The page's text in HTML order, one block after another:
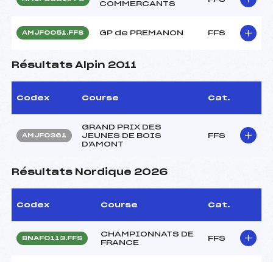
COMMERCANTS
AMJF0051.FFS GP de PREMANON FFS
Résultats Alpin 2011
Codex Course Cat.
AMJF0361
GRAND PRIX DES
JEUNES DE BOIS
D'AMONT
FFS
Résultats Nordique 2026
Codex Course Cat.
BNAF0113.FFS
CHAMPIONNATS DE
FRANCE
FFS